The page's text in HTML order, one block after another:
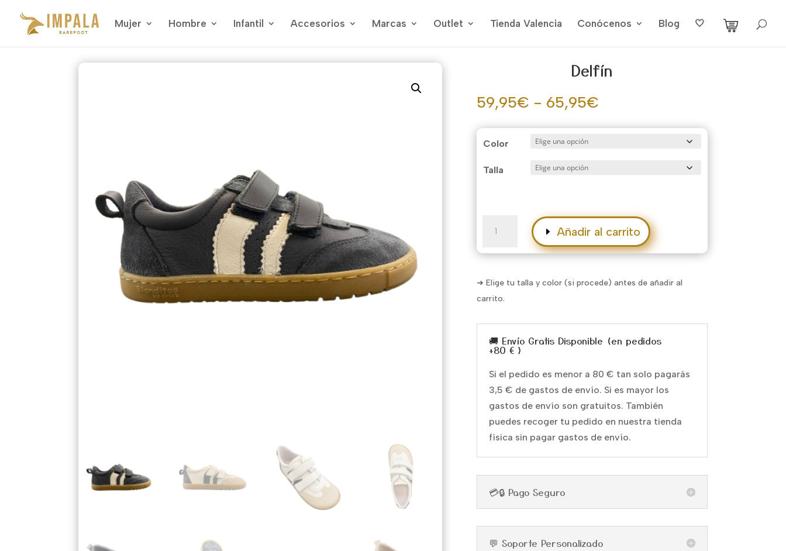
Mujer Hombre Infantil Accesorios Marcas Outlet Tienda Valencia Conócenos Blog 🤍
Delfín
59,95€ - 65,95€Rango
precios:
Color
Talla
Añadir al carrito
➜ Elige tu talla y color (si procede) antes de añadir al
carrito.
🚚 Envío Gratis Disponible (en pedidos
+80 € )
Si el pedido es menor a 80 € tan solo pagarás
3,5 € de gastos de envío. Si es mayor los
gastos de envío son gratuitos. También
puedes recoger tu pedido en nuestra tienda
física sin pagar gastos de envío.
💳🔒 Pago Seguro
💬 Soporte Personalizado